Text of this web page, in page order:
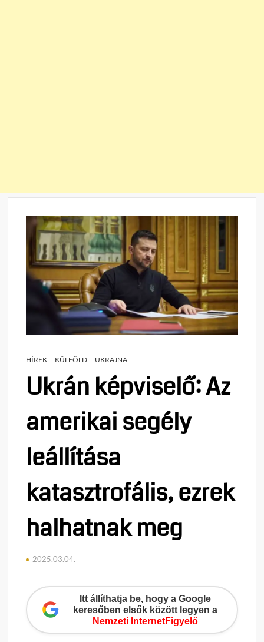
HÍREK KÜLFÖLD UKRAJNA
Ukrán képviselő: Az
amerikai segély
leállítása
katasztrofális, ezrek
halhatnak meg
2025.03.04.
Itt állíthatja be, hogy a Google
keresőben elsők között legyen a
Nemzeti InternetFigyelő